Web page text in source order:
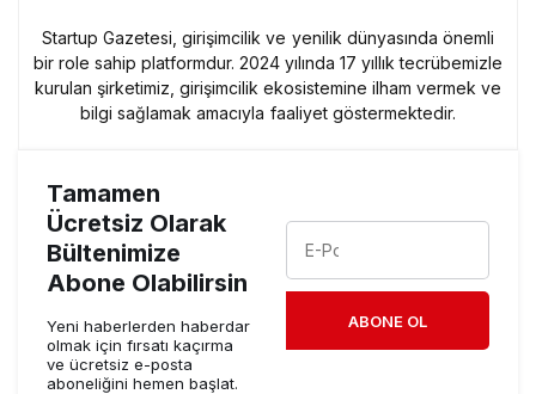
Startup Gazetesi, girişimcilik ve yenilik dünyasında önemli
bir role sahip platformdur. 2024 yılında 17 yıllık tecrübemizle
kurulan şirketimiz, girişimcilik ekosistemine ilham vermek ve
bilgi sağlamak amacıyla faaliyet göstermektedir.
Tamamen
Ücretsiz Olarak
Bültenimize
Abone Olabilirsin
Yeni haberlerden haberdar
olmak için fırsatı kaçırma
ve ücretsiz e-posta
aboneliğini hemen başlat.
ABONE OL